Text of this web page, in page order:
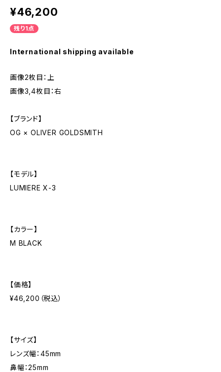
¥46,200
残り1点
International shipping available
画像2枚目：上
画像3,4枚目：右
【ブランド】
OG × OLIVER GOLDSMITH
【モデル】
LUMIERE X-3
【カラー】
M BLACK
【価格】
¥46,200（税込）
【サイズ】
レンズ幅：45mm
鼻幅：25mm